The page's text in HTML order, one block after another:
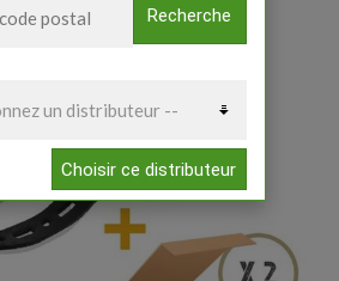
Recherche
Choisir ce distributeur